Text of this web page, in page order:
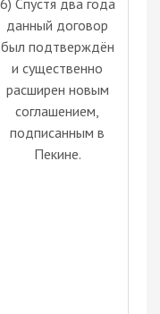
данный договор
был подтверждён
и существенно
расширен новым
соглашением,
подписанным в
Пекине.